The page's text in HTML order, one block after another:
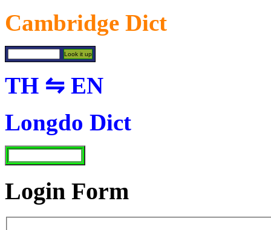
Cambridge Dict
TH ⇋ EN
Longdo Dict
Login Form